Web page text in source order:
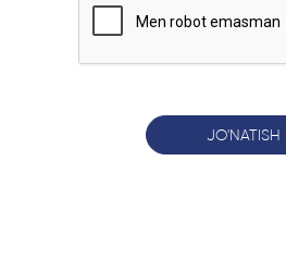
JO'NATISH